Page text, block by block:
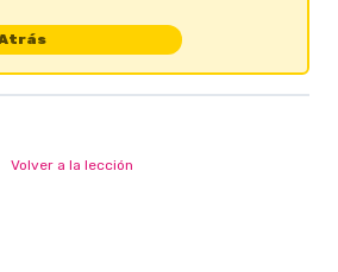
Volver a la lección